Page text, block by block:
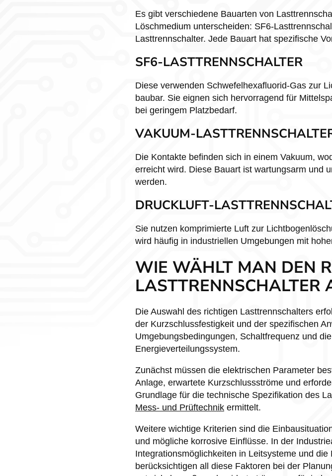
Es gibt verschiedene Bauarten von
Löschmedium unterscheiden: SF6-
Lasttrennschalter. Jede Bauart hat spezifische
SF6-LASTTRENNSCHALTER
Diese verwenden Schwefelhexafluorid-Gas zur
baubar. Sie eignen sich hervorragend für
bei geringem Platzbedarf.
VAKUUM-
Die Kontakte befinden sich in einem Vakuum,
erreicht wird. Diese Bauart ist wartungsarm und
werden.
DRUCKLUFT-
Sie nutzen komprimierte Luft zur
wird häufig in industriellen Umgebungen mit
WIE WÄHLT MAN DEN
LASTTRENNSCHALTER
Die Auswahl des richtigen Lasttrennschalters
der Kurzschlussfestigkeit und der spezifischen
Umgebungsbedingungen, Schaltfrequenz und
Energieverteilungssystem.
Zunächst müssen die elektrischen Parameter
Anlage, erwartete Kurzschlussströme und
Grundlage für die technische Spezifikation des
Mess- und Prüftechnik ermittelt.
Weitere wichtige Kriterien sind die
und mögliche korrosive Einflüsse. In der
Integrationsmöglichkeiten in Leitsysteme und
berücksichtigen all diese Faktoren bei der